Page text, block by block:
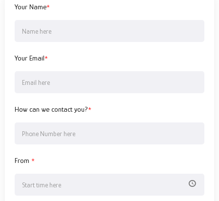
Your Name*
Your Email*
How can we contact you?*
From *